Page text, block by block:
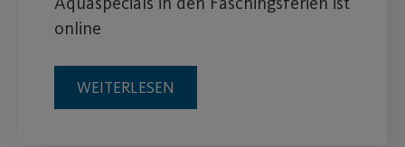
online
WEITERLESEN